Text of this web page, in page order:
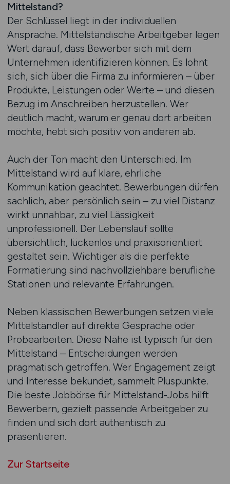
Mittelstand?
Der Schlüssel liegt in der individuellen
Ansprache. Mittelständische Arbeitgeber legen
Wert darauf, dass Bewerber sich mit dem
Unternehmen identifizieren können. Es lohnt
sich, sich über die Firma zu informieren – über
Produkte, Leistungen oder Werte – und diesen
Bezug im Anschreiben herzustellen. Wer
deutlich macht, warum er genau dort arbeiten
möchte, hebt sich positiv von anderen ab.
Auch der Ton macht den Unterschied. Im
Mittelstand wird auf klare, ehrliche
Kommunikation geachtet. Bewerbungen dürfen
sachlich, aber persönlich sein – zu viel Distanz
wirkt unnahbar, zu viel Lässigkeit
unprofessionell. Der Lebenslauf sollte
übersichtlich, lückenlos und praxisorientiert
gestaltet sein. Wichtiger als die perfekte
Formatierung sind nachvollziehbare berufliche
Stationen und relevante Erfahrungen.
Neben klassischen Bewerbungen setzen viele
Mittelständler auf direkte Gespräche oder
Probearbeiten. Diese Nähe ist typisch für den
Mittelstand – Entscheidungen werden
pragmatisch getroffen. Wer Engagement zeigt
und Interesse bekundet, sammelt Pluspunkte.
Die beste Jobbörse für Mittelstand-Jobs hilft
Bewerbern, gezielt passende Arbeitgeber zu
finden und sich dort authentisch zu
präsentieren.
Zur Startseite